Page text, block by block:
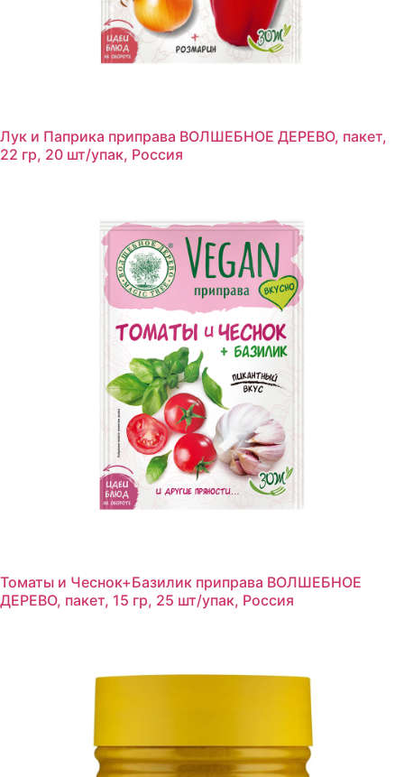
Лук и Паприка приправа ВОЛШЕБНОЕ ДЕРЕВО, пакет,
22 гр, 20 шт/упак, Россия
Томаты и Чеснок+Базилик приправа ВОЛШЕБНОЕ
ДЕРЕВО, пакет, 15 гр, 25 шт/упак, Россия